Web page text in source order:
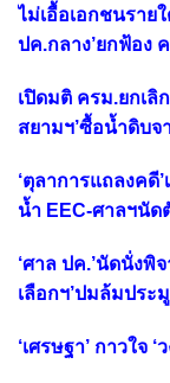
ไม่เอื้อเอกชนราย
ปค.กลาง’ยกฟ้อง
เปิดมติ ครม.ยกเลิ
สยามฯ’ซื้อน้ำดิบจ
‘ตุลาการแถลงคดี
น้ำ EEC-ศาลฯนัด
‘ศาล ปค.’นัดนั่งพิ
เลือกฯ’ปมล้มประ
‘เศรษฐา’ กาวใจ